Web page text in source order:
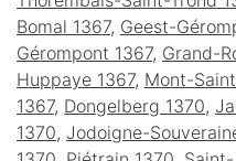
Bomal 1367, Geest-
Gérompont 1367, Grand-
Huppaye 1367, Mont-
1367, Dongelberg 1370,
1370, Jodoigne-